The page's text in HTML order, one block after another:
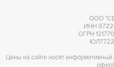
ООО
ИНН
ОГРН
Цены на сайте носят